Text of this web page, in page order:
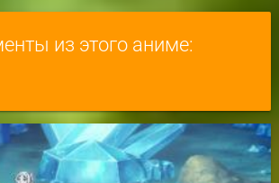
из этого аниме: